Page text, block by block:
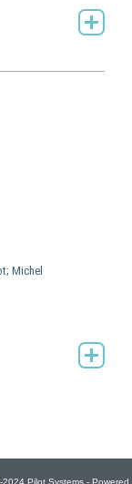
Michel
Pilot Systems - Powered